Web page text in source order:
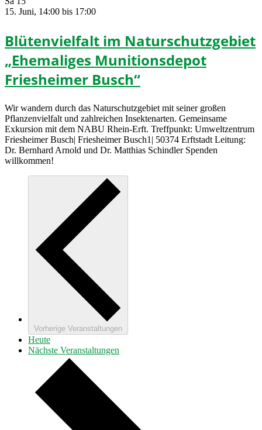
15. Juni, 14:00 bis 17:00
Blütenvielfalt im Naturschutzgebiet
„Ehemaliges Munitionsdepot
Friesheimer Busch“
Wir wandern durch das Naturschutzgebiet mit seiner großen
Pflanzenvielfalt und zahlreichen Insektenarten. Gemeinsame
Exkursion mit dem NABU Rhein‐Erft. Treffpunkt: Umweltzentrum
Friesheimer Busch| Friesheimer Busch1| 50374 Erftstadt Leitung:
Dr. Bernhard Arnold und Dr. Matthias Schindler Spenden
willkommen!
Vorherige Veranstaltungen
Heute
Nächste Veranstaltungen